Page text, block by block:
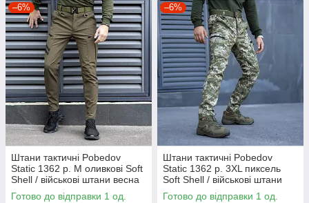
–6%
Штани тактичні Pobedov
Static 1362 р. M оливкові Soft
Shell / військові штани весна
осінь
Готово до відправки 1 од.
–6%
Штани тактичні Pobedov
Static 1362 р. 3XL пиксель
Soft Shell / військові штани
весна осінь
Готово до відправки 1 од.